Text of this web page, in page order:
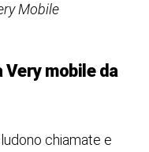
Mobile
mobile da
chiamate e